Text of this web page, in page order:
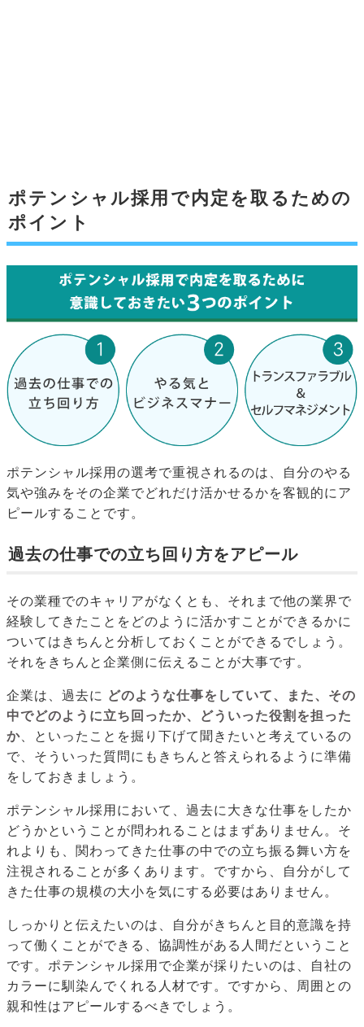
ポテンシャル採用で内定を取るための
ポイント
ポテンシャル採用の選考で重視されるのは、自分のやる
気や強みをその企業でどれだけ活かせるかを客観的にア
ピールすることです。
過去の仕事での立ち回り方をアピール
その業種でのキャリアがなくとも、それまで他の業界で
経験してきたことをどのように活かすことができるかに
ついてはきちんと分析しておくことができるでしょう。
それをきちんと企業側に伝えることが大事です。
企業は、過去に どのような仕事をしていて、また、その
中でどのように立ち回ったか、どういった役割を担った
か 、といったことを掘り下げて聞きたいと考えているの
で、そういった質問にもきちんと答えられるように準備
をしておきましょう。
ポテンシャル採用において、過去に大きな仕事をしたか
どうかということが問われることはまずありません。そ
れよりも、関わってきた仕事の中での立ち振る舞い方を
注視されることが多くあります。ですから、自分がして
きた仕事の規模の大小を気にする必要はありません。
しっかりと伝えたいのは、自分がきちんと目的意識を持
って働くことができる、協調性がある人間だということ
です。ポテンシャル採用で企業が採りたいのは、自社の
カラーに馴染んでくれる人材です。ですから、周囲との
親和性はアピールするべきでしょう。